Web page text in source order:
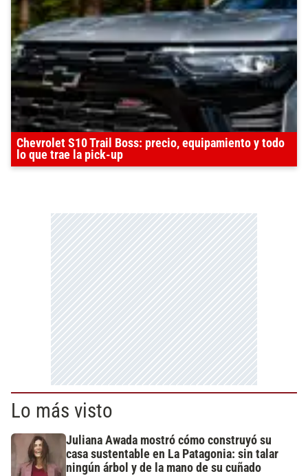
Chevrolet S10 Trail Boss: precio, equipamiento y todo
lo que trae la pick-up
Lo más visto
Juliana Awada mostró cómo construyó su
casa sustentable en La Patagonia: sin talar
ningún árbol y de la mano de su cuñado